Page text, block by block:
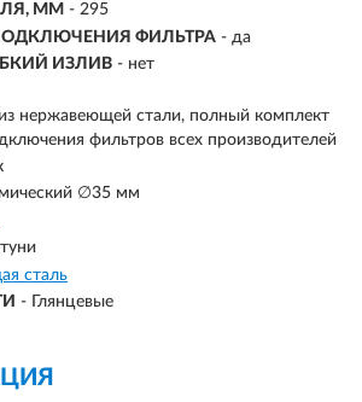
ММ - 295
ФИЛЬТРА - да
ИЗЛИВ - нет
из нержавеющей стали, полный комплект
фильтров всех производителей
∅35 мм
сталь
- Глянцевые